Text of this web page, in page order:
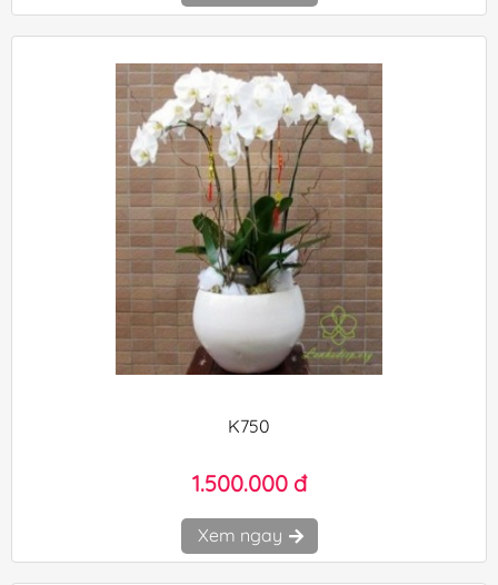
K750
1.500.000 đ
Xem ngay